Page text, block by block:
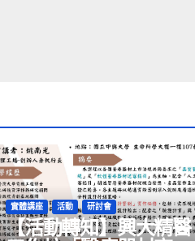
實體講座 活動 研討會
【活動轉知】興大精醫